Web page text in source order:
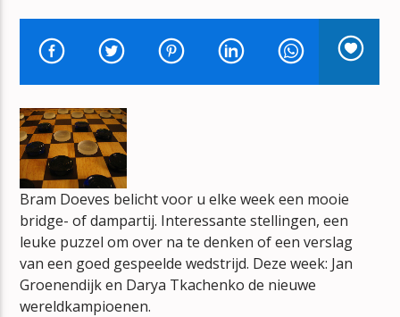
HUIDIG NUMMER
NOOIT MEER REGEN
SUZAN & FREEK
mz-radio
Bram Doeves belicht voor u elke week een mooie
bridge- of dampartij. Interessante stellingen, een
leuke puzzel om over na te denken of een verslag
van een goed gespeelde wedstrijd. Deze week: Jan
Groenendijk en Darya Tkachenko de nieuwe
wereldkampioenen.